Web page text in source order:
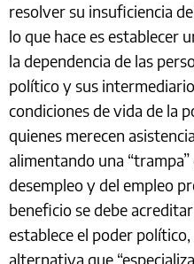
resolver su insuficiencia
lo que hace es establecer
la dependencia de las
político y sus
condiciones de vida de la
quienes merecen
alimentando una “trampa”
desempleo y del empleo
beneficio se debe
establece el poder
alternativa que